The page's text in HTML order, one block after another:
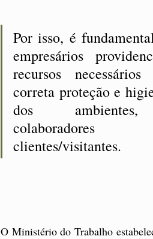
Por isso, é
empresários
recursos
correta proteção e
dos
clientes/visitantes.
O Ministério do Trabalho